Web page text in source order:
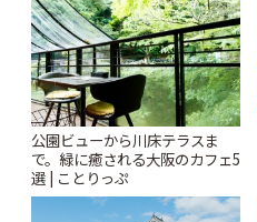
公園ビューから川床テラスま
で。緑に癒される大阪のカフェ5
選 | ことりっぷ